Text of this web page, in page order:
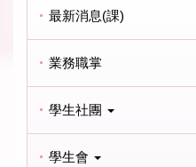
最新消息(課)
業務職掌
學生社團
學生會